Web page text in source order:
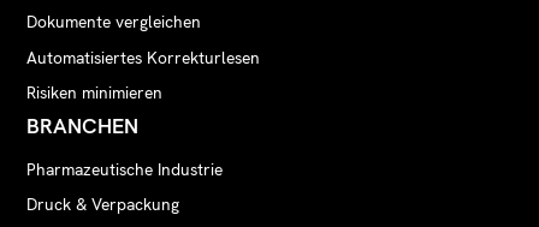
Dokumente vergleichen
Automatisiertes Korrekturlesen
Risiken minimieren
BRANCHEN
Pharmazeutische Industrie
Druck & Verpackung